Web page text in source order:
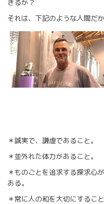
きるか？
それは、下記のような人間だか
＊誠実で、謙虚であること。
＊並外れた体力があること。
＊ものごとを追求する探求心
ある。
＊常に人の和を大切にするこ